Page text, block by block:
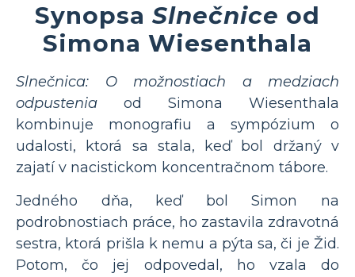
Synopsa Slnečnice od
Simona Wiesenthala
Slnečnica: O možnostiach a medziach
odpustenia od Simona Wiesenthala
kombinuje monografiu a sympózium o
udalosti, ktorá sa stala, keď bol držaný v
zajatí v nacistickom koncentračnom tábore.
Jedného dňa, keď bol Simon na
podrobnostiach práce, ho zastavila zdravotná
sestra, ktorá prišla k nemu a pýta sa, či je Žid.
Potom, čo jej odpovedal, ho vzala do